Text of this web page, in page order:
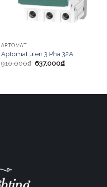
APTOMAT
Aptomat uten 3 Pha 32A
910,000₫ 637,000₫